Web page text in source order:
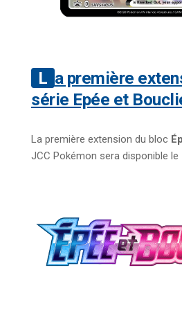
La première extension de la
série Epée et
La première extension du bloc
JCC Pokémon sera disponible le